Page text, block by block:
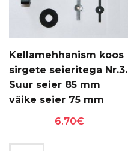
Kellamehhanism koos
sirgete seieritega Nr.3.
Suur seier 85 mm
väike seier 75 mm
6.70€
Sellel